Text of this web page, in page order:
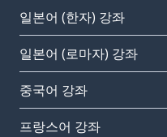
일본어 (한자) 강좌
일본어 (로마자) 강좌
중국어 강좌
프랑스어 강좌